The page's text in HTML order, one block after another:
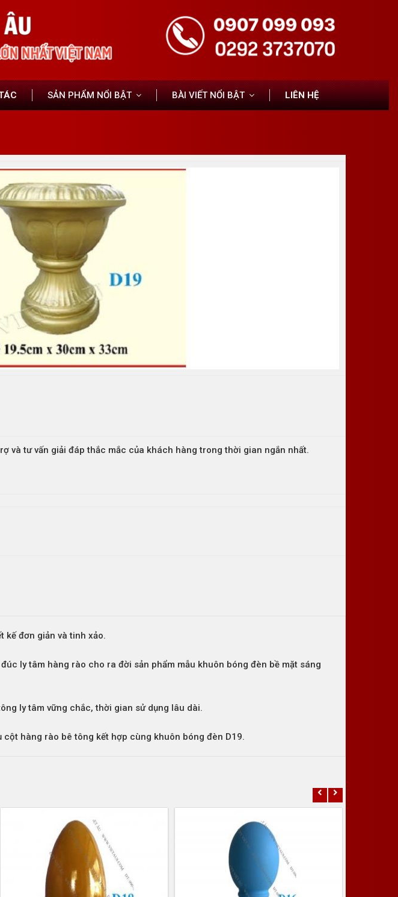
SẢN PHẨM NỔI BẬT BÀI VIẾT NỔI BẬT LIÊN HỆ
và tư vấn giải đáp thắc mắc của khách hàng trong thời gian ngắn nhất.
kế đơn giản và tinh xảo.
ly tâm hàng rào cho ra đời sản phẩm mẫu khuôn bóng đèn bề mặt sáng
ly tâm vững chắc, thời gian sử dụng lâu dài.
cột hàng rào bê tông kết hợp cùng khuôn bóng đèn D19.